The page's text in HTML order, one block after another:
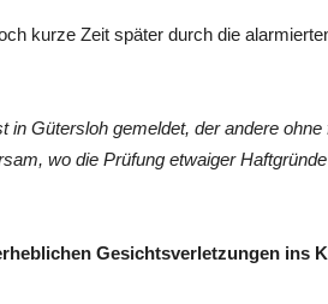
kurze Zeit später durch die
in Gütersloh gemeldet, der andere
wo die Prüfung etwaiger Haftgründe
Gesichtsverletzungen ins